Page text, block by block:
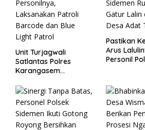
Unit Turjagwali
Satlantas Polres
Karangasem
Laksanakan Patroli
Barcode dan Blue
Light Patrol
Pastikan
Arus
Personil
Pasar Desa
Tabola